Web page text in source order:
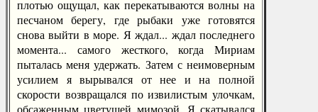
плотью ощущал, как перекатываются волны на
песчаном берегу, где рыбаки уже готовятся
снова выйти в море. Я ждал... ждал последнего
момента... самого жесткого, когда Мириам
пыталась меня удержать. Затем с неимоверным
усилием я вырывался от нее и на полной
скорости возвращался по извилистым улочкам,
обсаженным цветущей мимозой. Я скатывался